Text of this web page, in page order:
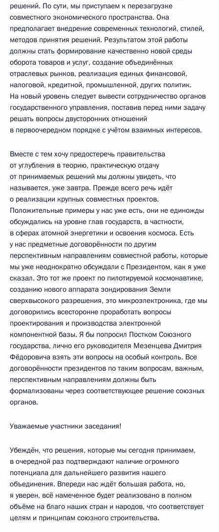
решений. По сути, мы приступаем к перезагрузке
совместного экономического пространства. Она
предполагает внедрение современных технологий, стилей,
методов принятия решений. Результатом этой работы
должны стать формирование качественно новой среды
оборота товаров и услуг, создание объединённых
отраслевых рынков, реализация единых финансовой,
налоговой, кредитной, промышленной, других политик.
На новый уровень следует вывести сотрудничество органов
государственного управления, поставив перед ними задачу
решать вопросы двусторонних отношений
в первоочередном порядке с учётом взаимных интересов.
Вместе с тем хочу предостеречь правительства
от углубления в теорию, практическую отдачу
от принимаемых решений мы должны увидеть, что
называется, уже завтра. Прежде всего речь идёт
о реализации крупных совместных проектов.
Положительные примеры у нас уже есть, они не единожды
обсуждались на уровне глав государств, в частности,
в сферах атомной энергетики и освоения космоса. Есть
у нас предметные договорённости по другим
перспективным направлениям совместной работы, которые
мы уже неоднократно обсуждали с Президентом, как я уже
сказал. Это тот же проект по пилотируемой космонавтике,
созданию нового аппарата зондирования Земли
сверхвысокого разрешения, это микроэлектроника, где мы
договорились всесторонне проработать вопросы
проектирования и производства электронной
компонентной базы. Я бы попросил Постком Союзного
государства, лично его руководителя Мезенцева Дмитрия
Фёдоровича взять эти вопросы на особый контроль. Все
договорённости президентов по таким вопросам, важным,
перспективным направлениям должны быть
формализованы через соответствующее решение союзных
органов.
Уважаемые участники заседания!
Убеждён, что решения, которые мы сегодня принимаем,
в очередной раз подтверждают наличие огромного
потенциала для дальнейшего развития нашего
объединения. Впереди нас ждёт большая работа, но,
я уверен, всё намеченное будет реализовано в полном
объёме на благо наших стран и народов, что соответствует
целям и принципам союзного строительства.